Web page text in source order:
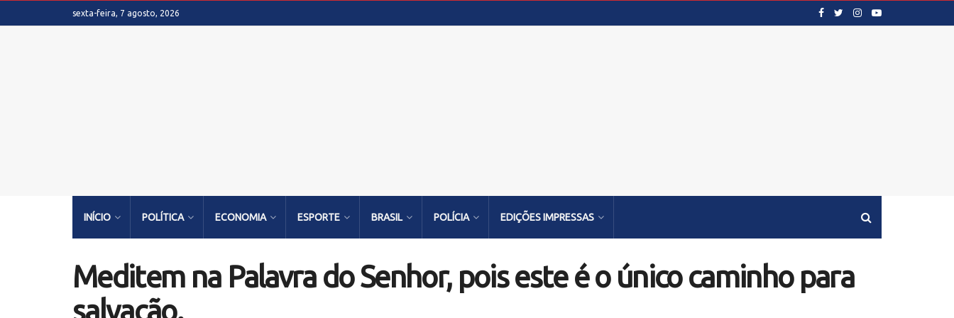
sexta-feira, 7 agosto, 2026
INÍCIO POLÍTICA ECONOMIA ESPORTE BRASIL POLÍCIA EDIÇÕES IMPRESSAS
Meditem na Palavra do Senhor, pois este é o único caminho para
salvação.